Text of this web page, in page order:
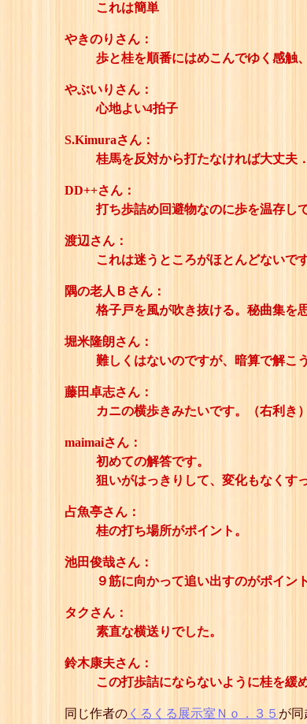
これは簡単
やきのりさん：
歩と桂を順番にはめこんでゆく感触
やぶいりさん：
心地よい4拍子
S.Kimuraさん：
桂馬を反対から打たなければ大丈夫．
DD++さん：
打ち歩詰め回避物なのに歩を温存し
渡辺さん：
これは迷うところがほとんどないです
隅の老人Ｂさん：
格子戸を風が吹き抜ける。秘曲集を
堀米隆朗さん：
難しくはないのですが、暗算で解こ
藤田卓志さん：
カニの横歩きみたいです。（右利き）
maimaiさん：
初めての解答です。
狙いがはっきりして、変化もなくす
占魚亭さん：
桂の打ち場所がポイント。
池田俊哉さん：
９筋に向かって追い出すのがポイン
タクさん：
素直な横送りでした。
鈴木康夫さん：
この打歩詰にならないように桂を緩
同じ作者のくるくる展示室Ｎｏ．３５ が同